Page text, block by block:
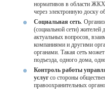
нормативов в области
через электронную доску
Социальная сеть .
(социальной сети)
актуальных вопросов,
компаниями и другими
органами. Такая сеть
подъезда, одного дома,
Контроль работы
услугсо стороны
правоохранительных